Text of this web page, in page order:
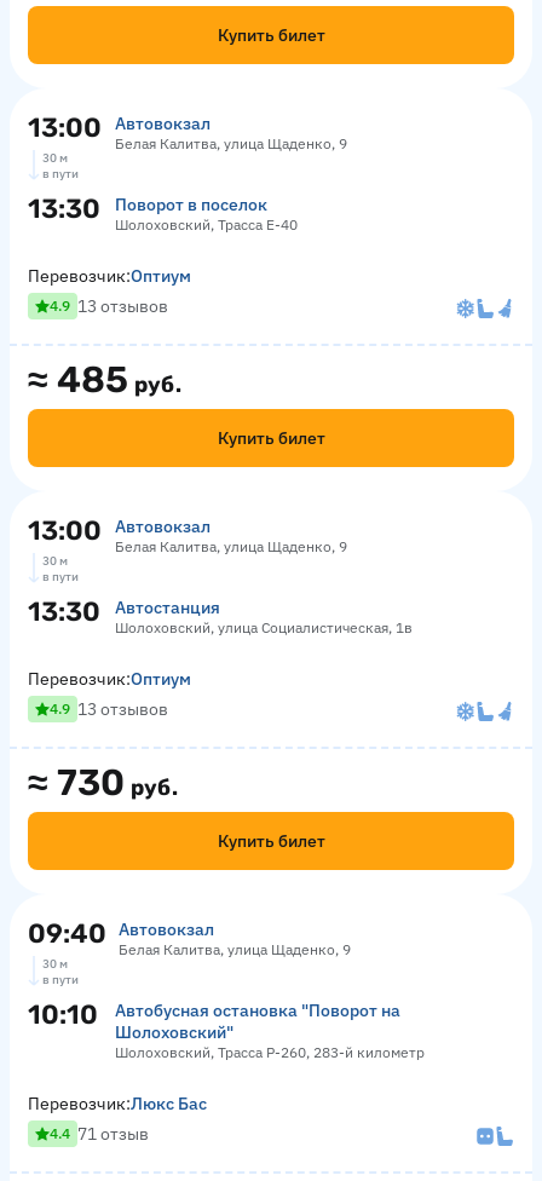
Купить билет
13:00 Автовокзал
Белая Калитва, улица Щаденко, 9
30 м
в пути
13:30 Поворот в поселок
Шолоховский, Трасса Е-40
≈ 485 руб.
Купить билет
Перевозчик:Оптиум
4.9 13 отзывов
13:00 Автовокзал
Белая Калитва, улица Щаденко, 9
30 м
в пути
13:30 Автостанция
Шолоховский, улица Социалистическая, 1в
≈ 730 руб.
Купить билет
Перевозчик:Оптиум
4.9 13 отзывов
09:40 Автовокзал
Белая Калитва, улица Щаденко, 9
30 м
в пути
10:10
Автобусная остановка "Поворот на
Шолоховский"
Шолоховский, Трасса Р-260, 283-й километр
Перевозчик:Люкс Бас
4.4 71 отзыв